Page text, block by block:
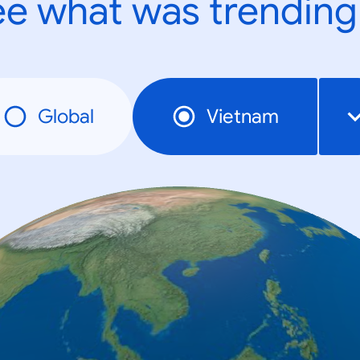
what was
Global Vietnam